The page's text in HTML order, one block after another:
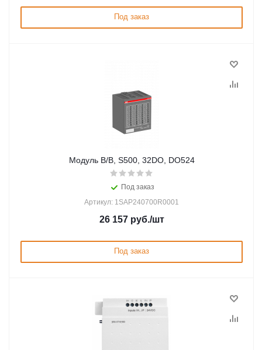
Под заказ
Модуль В/В, S500, 32DO, DO524
Под заказ
Артикул: 1SAP240700R0001
26 157руб./шт
Под заказ